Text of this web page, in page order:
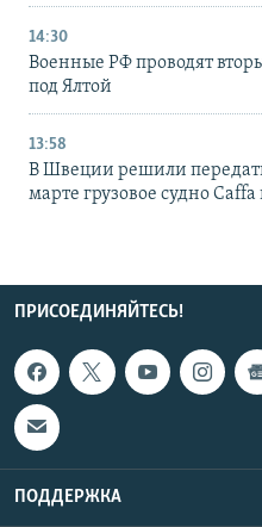
14:30
Военные РФ проводят
под Ялтой
13:58
В Швеции решили
марте грузовое судно
ПРИСОЕДИНЯЙТЕСЬ!
ПОДДЕРЖКА